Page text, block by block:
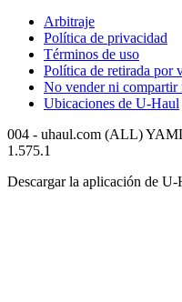
Arbitraje
Política de privacidad
Términos de uso
Política de retirada por
No vender ni compartir
Ubicaciones de U-Haul
004 - uhaul.com (ALL)
1.575.1
Descargar la aplicación de U-